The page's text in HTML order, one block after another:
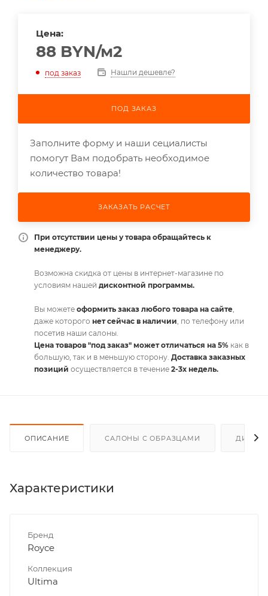
Цена:
88 BYN/м2
под заказ Нашли дешевле?
ПОД ЗАКАЗ
Заполните форму и наши сециалисты
помогут Вам подобрать необходимое
количество товара!
ЗАКАЗАТЬ РАСЧЕТ
При отсутствии цены у товара обращайтесь к
менеджеру.
Возможна скидка от цены в интернет-магазине по
условиям нашей дисконтной программы.
Вы можете оформить заказ любого товара на сайте,
даже которого нет сейчас в наличии, по телефону или
посетив наши салоны.
Цена товаров "под заказ" может отличаться на 5% как в
большую, так и в меньшую сторону. Доставка заказных
позиций осуществляется в течение 2-3х недель.
ОПИСАНИЕ САЛОНЫ С ОБРАЗЦАМИ
Характеристики
Бренд
Royce
Коллекция
Ultima